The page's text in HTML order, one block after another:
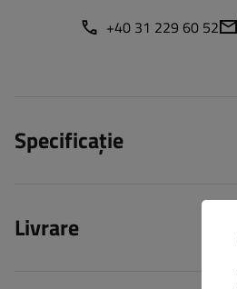
+40 31 229 60 52
Specificație
Livrare